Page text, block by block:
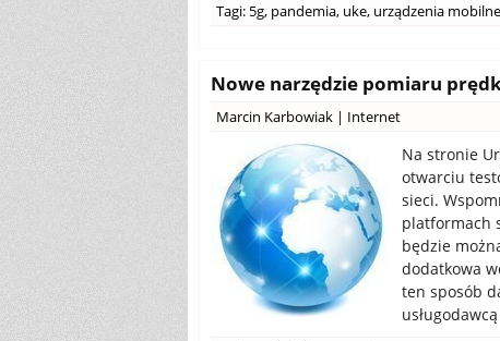
Tagi: 5g, pandemia, uke, urządzenia mobilne
Nowe narzędzie pomiaru
Marcin Karbowiak | Internet
Na stronie
otwarciu
sieci.
platformach
będzie
dodatkowa
ten sposób